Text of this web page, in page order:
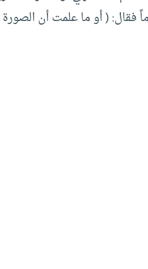
فقال: ( أو ما علمت أن